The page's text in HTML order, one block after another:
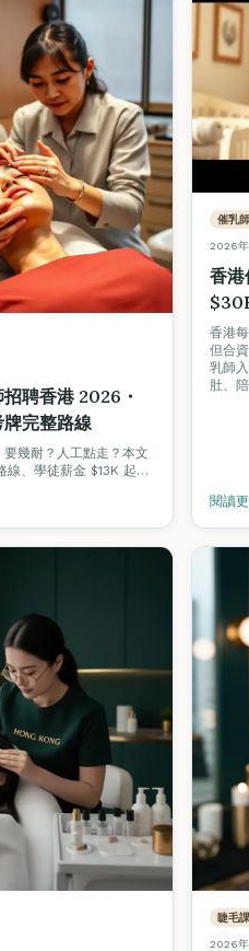
聘香港 2026・
完整路線
幾耐？人工點走？本文
線、學徒薪金 $13K 起
催乳師
2026年
香
香港
但合
乳師
肚、
閱讀
睫毛
2026